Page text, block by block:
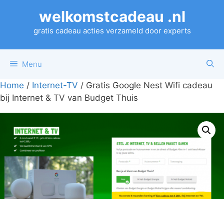
welkomstcadeau .nl
gratis cadeau acties verzameld door experts
Menu
Home / Internet-TV / Gratis Google Nest Wifi cadeau
bij Internet & TV van Budget Thuis